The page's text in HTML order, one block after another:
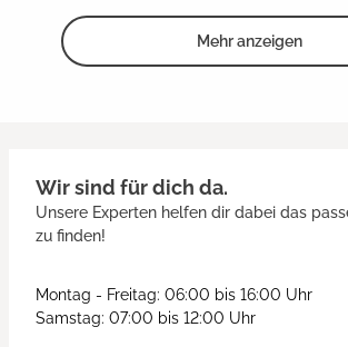
Mehr anzeigen
Wir sind für dich da.
Unsere Experten helfen dir dabei das
zu finden!
Montag - Freitag: 06:00 bis 16:00 Uhr
Samstag: 07:00 bis 12:00 Uhr